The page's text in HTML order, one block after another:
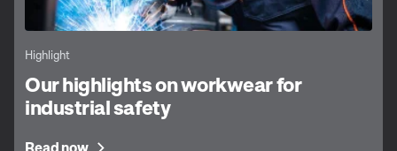
Highlight
Our highlights on workwear for
industrial safety